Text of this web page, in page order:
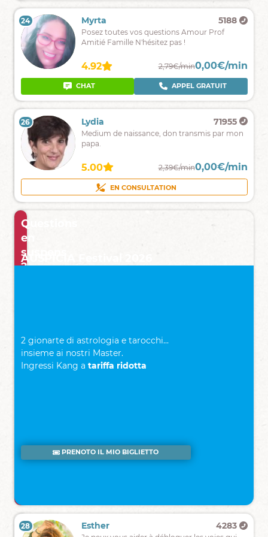
Questions
en
suspens
?
1
-
Choisissez
sur
APPEL
AUSPICIA Festival 2026
2 gionarte di astrologia e tarocchi...
insieme ai nostri Master.
Ingressi Kang a tariffa ridotta
PRENOTO IL MIO BIGLIETTO
complaisance
23 Joshua
1169
Clair,
concis
surtout
complaisance
4.62 1,90€/min 0,00€/min
CHAT
24 Myrta 5188
Posez toutes vos questions Amour Prof
Amitié Famille N'hésitez pas !
4.92 2,79€/min0,00€/min
CHAT APPEL GRATUIT
25 Angelique
7870
Toutes
mes
pour
connaitre
préparer
votre
4.94 2,39€/min 0,00€/min
APPEL GRATUIT
26 Lydia 71955
Medium de naissance, don transmis par mon
papa.
5.00 2,39€/min0,00€/min
EN CONSULTATION
27 Florianne
3689
28 Esther 4283